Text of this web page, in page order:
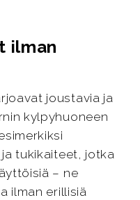
ilman
joustavia ja
kylpyhuoneen
tukikaiteet, jotka
– ne
ilman erillisiä